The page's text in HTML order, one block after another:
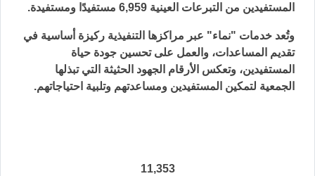
المستفيدين من التبرعات العينية 6,959 مستفيدًا ومستفيدة.
وتُعد خدمات "نماء" عبر مراكزها التنفيذية ركيزة أساسية في
تقديم المساعدات، والعمل على تحسين جودة حياة
المستفيدين، وتعكس الأرقام الجهود الحثيثة التي تبذلها
الجمعية لتمكين المستفيدين ومساعدتهم وتلبية احتياجاتهم.
11,353